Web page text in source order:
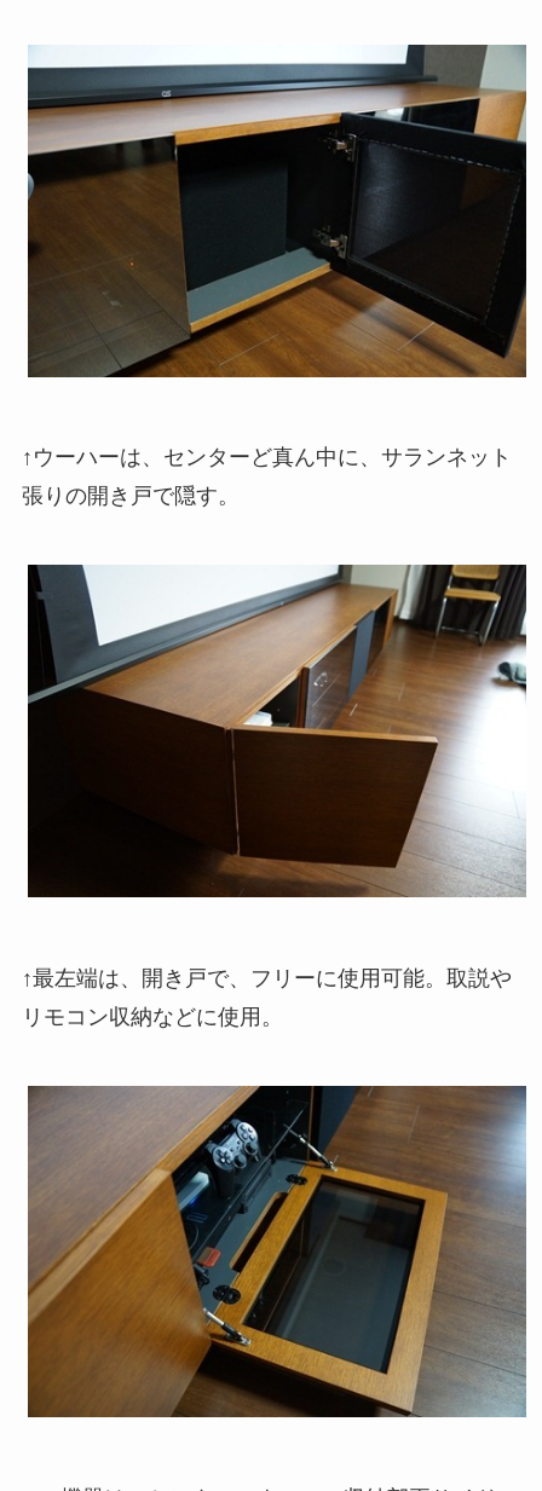
↑ウーハーは、センターど真ん中に、サランネット
張りの開き戸で隠す。
↑最左端は、開き戸で、フリーに使用可能。取説や
リモコン収納などに使用。